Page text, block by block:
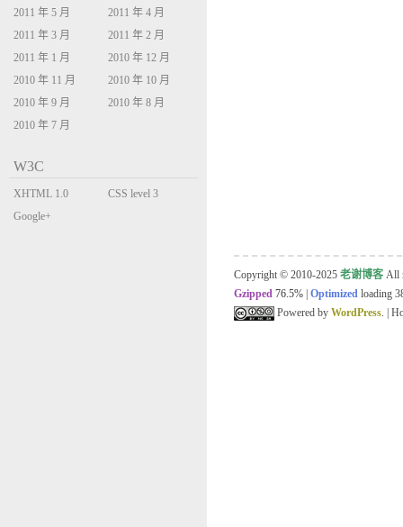
2011 年 5 月
2011 年 4 月
2011 年 3 月
2011 年 2 月
2011 年 1 月
2010 年 12 月
2010 年 11 月
2010 年 10 月
2010 年 9 月
2010 年 8 月
2010 年 7 月
W3C
XHTML 1.0
Transitional
CSS level 3
Google+
Copyright © 2010-2025 老谢博客 All
Gzipped 76.5% Optimized loading
Powered by WordPress. |